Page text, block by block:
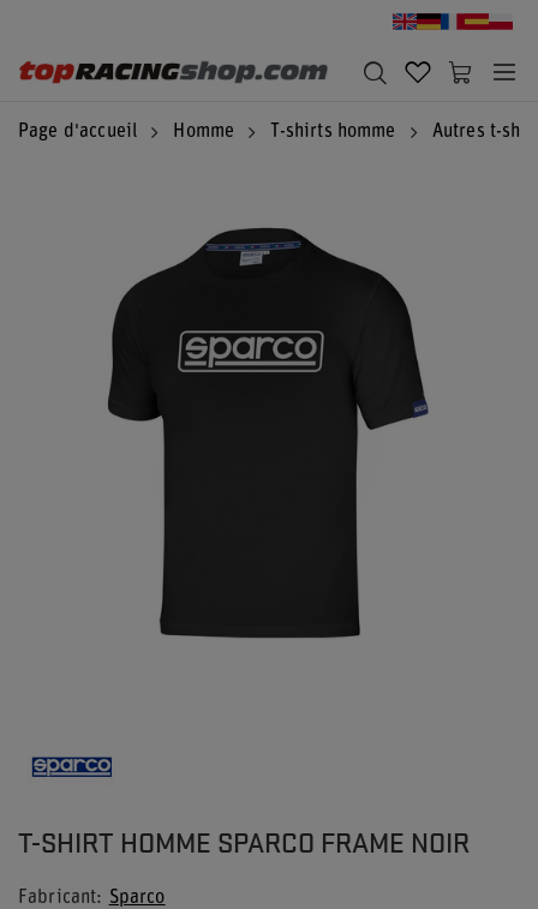
Page d'accueil Homme T-shirts homme Autres t-
T-SHIRT HOMME SPARCO FRAME NOIR
Fabricant
Sparco